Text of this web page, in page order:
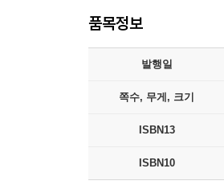
품목정보
발행일
쪽수, 무게, 크기
ISBN13
ISBN10